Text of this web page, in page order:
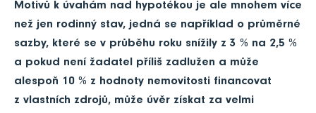
Motivů k úvahám nad hypotékou je ale mnohem více
než jen rodinný stav, jedná se například o průměrné
sazby, které se v průběhu roku snížily z 3 % na 2,5 %
a pokud není žadatel příliš zadlužen a může
alespoň 10 % z hodnoty nemovitosti financovat
z vlastních zdrojů, může úvěr získat za velmi